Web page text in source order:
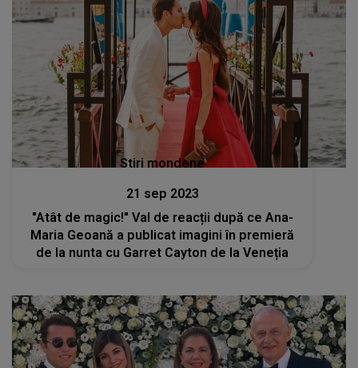
Stiri mondene
21 sep 2023
"Atât de magic!" Val de reacții după ce Ana-
Maria Geoană a publicat imagini în premieră
de la nunta cu Garret Cayton de la Veneția